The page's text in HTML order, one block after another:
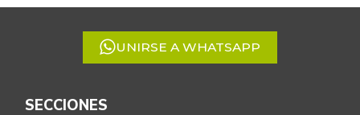
5
UNIRSE A WHATSAPP
SECCIONES